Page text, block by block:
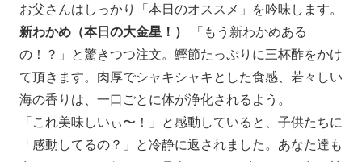
お父さんはしっかり「本日のオススメ」を吟味します。
新わかめ（本日の大金星！）
「もう新わかめある
の！？」と驚きつつ注文。鰹節たっぷりに三杯酢をかけ
て頂きます。肉厚でシャキシャキとした食感、若々しい
海の香りは、一口ごとに体が浄化されるよう。
「これ美味しいぃ〜！」と感動していると、子供たちに
「感動してるの？」と冷静に返されました。あなた達も